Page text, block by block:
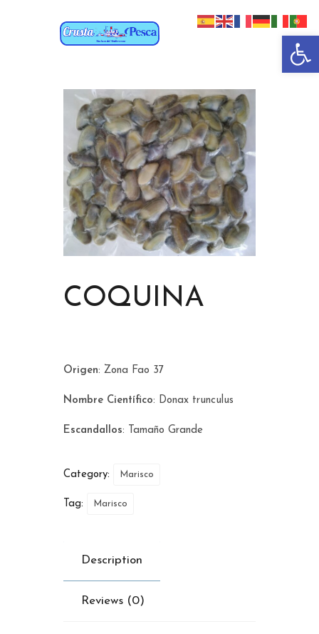
Abrir
COQUINA
Origen: Zona Fao 37
Nombre Científico: Donax trunculus
Escandallos: Tamaño Grande
Category: Marisco
Tag: Marisco
Description
Reviews (0)